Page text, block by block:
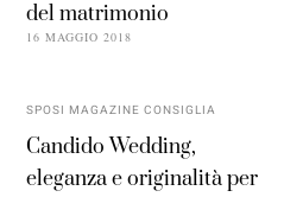
del matrimonio
16 MAGGIO 2018
SPOSI MAGAZINE CONSIGLIA
Candido Wedding,
eleganza e originalità per